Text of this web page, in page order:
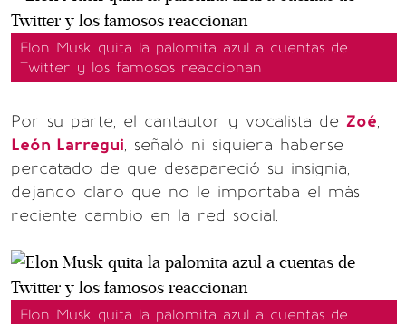
Elon Musk quita la palomita azul a cuentas de
Twitter y los famosos reaccionan
Por su parte, el cantautor y vocalista de Zoé,
León Larregui, señaló ni siquiera haberse
percatado de que desapareció su insignia,
dejando claro que no le importaba el más
reciente cambio en la red social.
Elon Musk quita la palomita azul a cuentas de